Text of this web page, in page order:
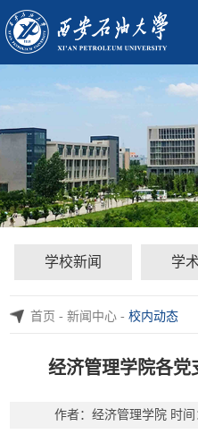
学校新闻 学
首页-新闻中心-校内动态
经济管理学院各党
作者：经济管理学院 时间